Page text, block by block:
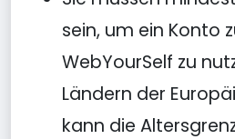
sein, um ein Konto
WebYourSelf zu
Ländern der
kann die